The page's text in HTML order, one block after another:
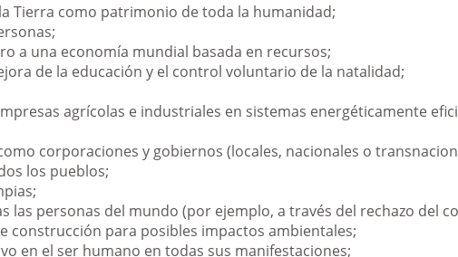
Tierra como patrimonio de toda la humanidad;
a una economía mundial basada en recursos;
de la educación y el control voluntario de la natalidad;
agrícolas e industriales en sistemas energéticamente
corporaciones y gobiernos (locales, nacionales o
los pueblos;
las personas del mundo (por ejemplo, a través del rechazo del
construcción para posibles impactos ambientales;
en el ser humano en todas sus manifestaciones;